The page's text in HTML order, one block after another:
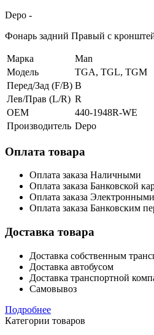
Depo -
Фонарь задний Правый с
Марка
Man
Модель
TGA, TGL, TGM
Перед/Зад (F/B) B
Лев/Прав (L/R) R
OEM
440-1948R-WE
Производитель Depo
Оплата товара
Оплата заказа Наличными
Оплата заказа Банковской
Оплата заказа
Оплата заказа Банковским
Доставка товара
Доставка собственным
Доставка автобусом
Доставка транспортной
Самовывоз
Подробнее
Категории товаров